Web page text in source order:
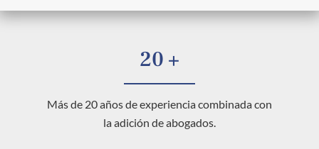
20 +
Más de 20 años de experiencia combinada con
la adición de abogados.